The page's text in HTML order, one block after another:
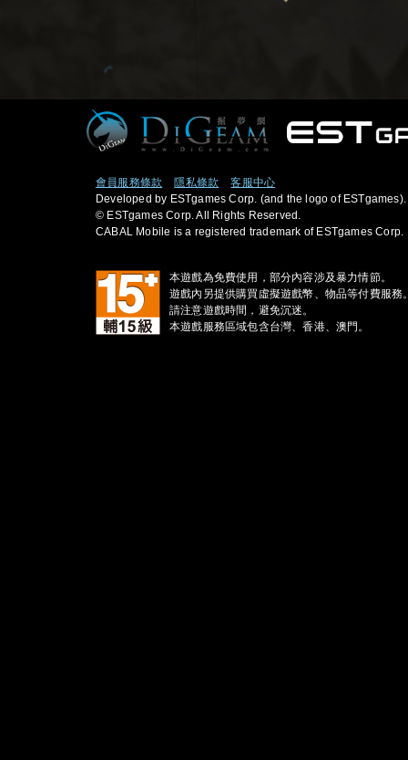
會員服務條款 隱私條款
客服中心
Developed by ESTgames Corp. (and the logo of ESTgames).
© ESTgames Corp. All Rights Reserved.
CABAL Mobile is a registered trademark of ESTgames Corp.
本遊戲為免費使用，部分內容涉及暴力情節。
遊戲內另提供購買虛擬遊戲幣、物品等付費服務
請注意遊戲時間，避免沉迷。
本遊戲服務區域包含台灣、香港、澳門。